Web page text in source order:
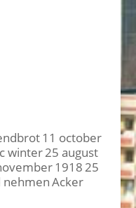
11 october
winter25 august
191825
nehmenAcker